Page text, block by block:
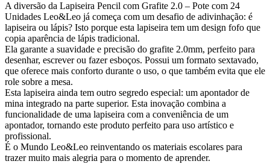
A diversão da Lapiseira Pencil com Grafite 2.0 – Pote com 24
Unidades Leo&Leo já começa com um desafio de adivinhação: é
lapiseira ou lápis? Isto porque esta lapiseira tem um design fofo que
copia aparência de lápis tradicional.
Ela garante a suavidade e precisão do grafite 2.0mm, perfeito para
desenhar, escrever ou fazer esboços. Possui um formato sextavado,
que oferece mais conforto durante o uso, o que também evita que ele
role sobre a mesa.
Esta lapiseira ainda tem outro segredo especial: um apontador de
mina integrado na parte superior. Esta inovação combina a
funcionalidade de uma lapiseira com a conveniência de um
apontador, tornando este produto perfeito para uso artístico e
profissional.
É o Mundo Leo&Leo reinventando os materiais escolares para
trazer muito mais alegria para o momento de aprender.